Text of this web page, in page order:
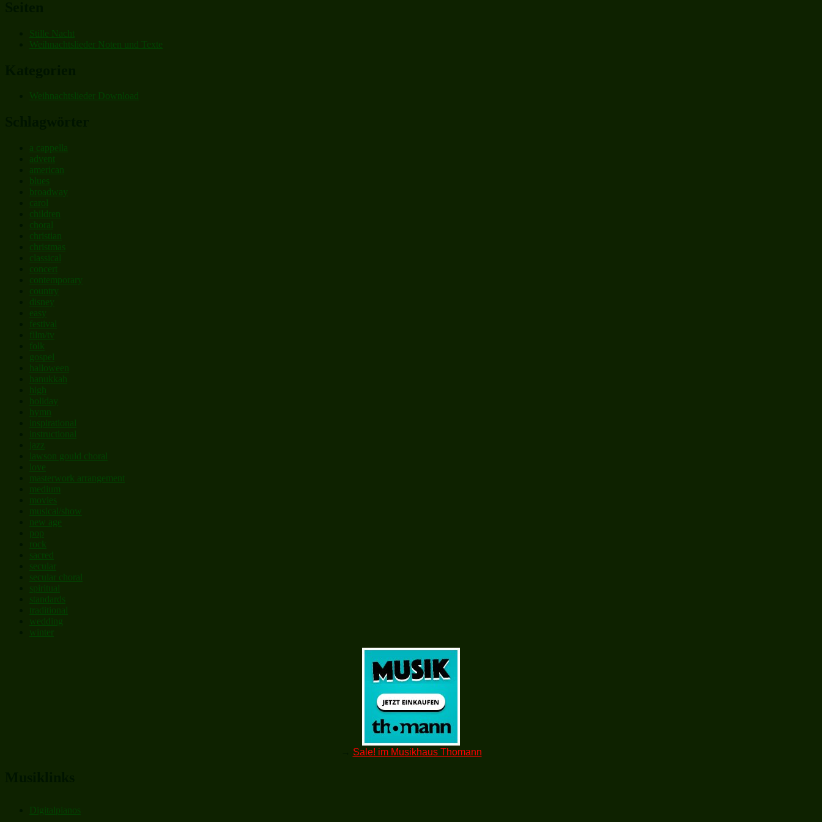
Stille Nacht
Weihnachtslieder Noten und Texte
Weihnachtslieder Download
a cappella
advent
american
blues
broadway
carol
children
choral
christian
christmas
classical
concert
contemporary
country
disney
easy
festival
film/tv
folk
gospel
halloween
hanukkah
high
holiday
hymn
inspirational
instructional
jazz
lawson gould choral
love
masterwork arrangement
medium
movies
musical/show
new age
pop
rock
sacred
secular
secular choral
spiritual
standards
traditional
wedding
winter
Sale! im Musikhaus Thomann
Digitalpianos